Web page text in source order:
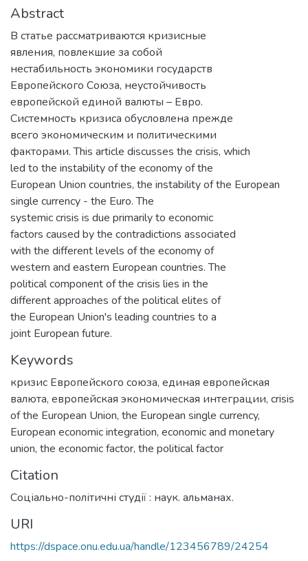
Abstract
В статье рассматриваются кризисные
явления, повлекшие за собой
нестабильность экономики государств
Европейского Союза, неустойчивость
европейской единой валюты – Евро.
Системность кризиса обусловлена прежде
всего экономическим и политическими
факторами. This article discusses the crisis, which
led to the instability of the economy of the
European Union countries, the instability of the European
single currency - the Euro. The
systemic crisis is due primarily to economic
factors caused by the contradictions associated
with the different levels of the economy of
western and eastern European countries. The
political component of the crisis lies in the
different approaches of the political elites of
the European Union's leading countries to a
joint European future.
Keywords
кризис Европейского союза, единая европейская
валюта, европейская экономическая интеграции, crisis
of the European Union, the European single currency,
European economic integration, economic and monetary
union, the economic factor, the political factor
Citation
Соціально-політичні студії : наук. альманах.
URI
https://dspace.onu.edu.ua/handle/123456789/24254